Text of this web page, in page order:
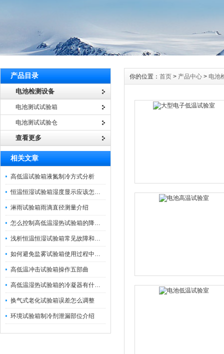
产品目录
电池检测设备
电池测试试验箱
电池测试试验仓
查看更多
相关文章
高低温试验箱液氮制冷方式分析
恒温恒湿试验箱湿度显示应该怎么办
淋雨试验箱雨滴直径测量介绍
怎么控制高低温湿热试验箱的降温段？
浅析恒温恒湿试验箱常见故障和排除方法
如何避免盐雾试验箱使用过程中的一些问题
高低温冲击试验箱操作五部曲
高低温湿热试验箱的冷凝器有什么作用？
换气式老化试验箱误差怎么调整
环境试验箱制冷剂泄漏部位介绍
你的位置： 首页 > 产品中心 > 电池